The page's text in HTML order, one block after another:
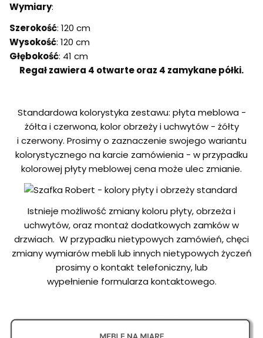
Wymiary:
Szerokość: 120 cm
Wysokość: 120 cm
Głębokość: 41 cm
Regał zawiera 4 otwarte oraz 4 zamykane półki.
Standardowa kolorystyka zestawu: płyta meblowa -
żółta i czerwona, kolor obrzeży i uchwytów - żółty
i czerwony. Prosimy o zaznaczenie swojego wariantu
kolorystycznego na karcie zamówienia - w przypadku
kolorowej płyty meblowej cena może ulec zmianie.
Istnieje możliwość zmiany koloru płyty, obrzeża i
uchwytów, oraz montaż dodatkowych zamków w
drzwiach. W przypadku nietypowych zamówień, chęci
zmiany wymiarów mebli lub innych nietypowych życzeń
prosimy o kontakt telefoniczny, lub
wypełnienie formularza kontaktowego.